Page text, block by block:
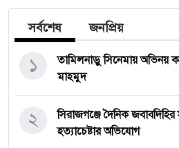
সর্বশেষ জনপ্রিয়
তামিলনাড়ু সিনেমায় অভিনয়
মাহমুদ
১
সিরাজগঞ্জে দৈনিক
হত্যাচেষ্টার অভিযোগ
২